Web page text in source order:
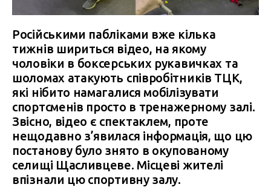
Російськими пабліками вже кілька
тижнів шириться відео, на якому
чоловіки в боксерських рукавичках та
шоломах атакують співробітників ТЦК,
які нібито намагалися мобілізувати
спортсменів просто в тренажерному залі.
Звісно, відео є спектаклем, проте
нещодавно з’явилася інформація, що цю
постанову було знято в окупованому
селищі Щасливцеве. Місцеві жителі
впізнали цю спортивну залу.